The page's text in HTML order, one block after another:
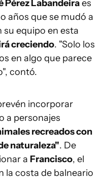
Pérez Labandeiraes
años que se mudó a
su equipo en esta
creciendo. "Solo los
en algo que parece
contó.
incorporar
a personajes
recreados con
naturaleza". De
a Francisco, el
la costa de balneario